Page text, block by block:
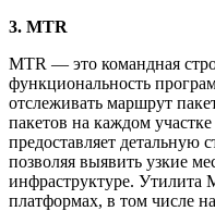
3. MTR
MTR — это командная
функциональность
отслеживать маршрут
пакетов на каждом
предоставляет детальную
позволяя выявить узкие
инфраструктуре. Утилита
платформах, в том числе